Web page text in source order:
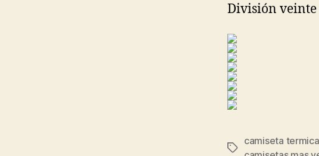
División veinte
Etiquetas
camiseta